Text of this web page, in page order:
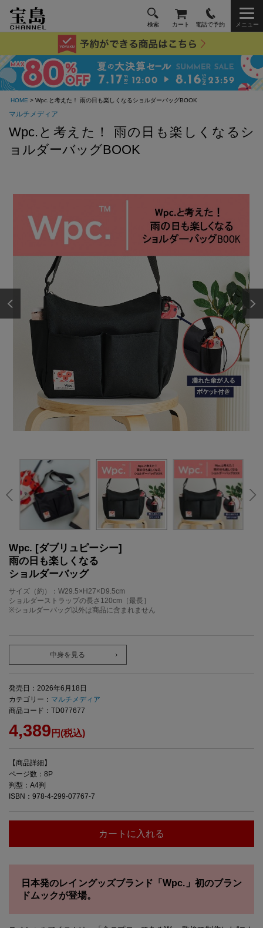
検索 カート 電話で予約 メニュー
HOME > Wpc.と考えた！ 雨の日も楽しくなるショルダーバッグBOOK
マルチメディア
Wpc.と考えた！ 雨の日も楽しくなるシ
ョルダーバッグBOOK
Wpc. [ダブリュピーシー]
雨の日も楽しくなる
ショルダーバッグ
サイズ（約）：W29.5×H27×D9.5cm
ショルダーストラップの長さ120cm［最長］
※ショルダーバッグ以外は商品に含まれません
中身を見る
発売日：2026年6月18日
カテゴリー： マルチメディア
商品コード：TD077677
4,389 円(税込)
【商品詳細】
ページ数：8P
判型：A4判
ISBN：978-4-299-07767-7
カートに入れる
日本発のレイングッズブランド「Wpc.」初のブラン
ドムックが登場。